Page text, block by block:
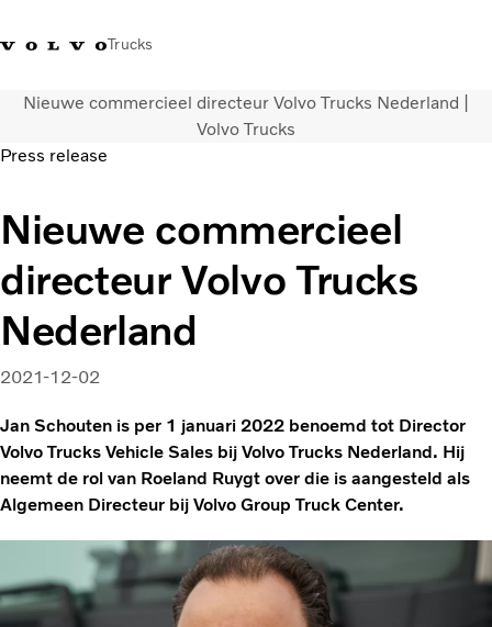
Trucks
ContactKennis vergroten MerchandiseInloggenNederland
CO2-reductie
Trucks
Truck Builder
Services
Dealer locator
Nieuws
Over ons
Nieuwe commercieel directeur Volvo Trucks Nederland |
Volvo Trucks
Press release
Nieuwe commercieel
directeur Volvo Trucks
Nederland
2021-12-02
Jan Schouten is per 1 januari 2022 benoemd tot Director
Volvo Trucks Vehicle Sales bij Volvo Trucks Nederland. Hij
neemt de rol van Roeland Ruygt over die is aangesteld als
Algemeen Directeur bij Volvo Group Truck Center.